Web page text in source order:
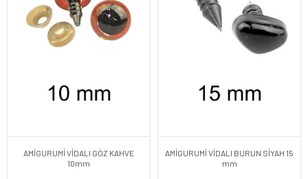
AMİGURUMİ VİDALI GÖZ KAHVE
10mm
AMİGURUMİ VİDALI BURUN SİYAH 15
mm